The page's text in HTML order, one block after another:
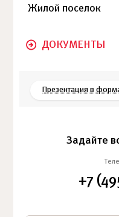
Жилой поселок
ДОКУМЕНТЫ
Презентация в
Задайте
+7